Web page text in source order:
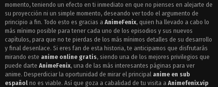
Episodio 1 - Gunslinger Girl Il Teatrino
momento, teniendo un efecto en ti inmediato en que no pienses en alejarte de
su proyección ni un simple momento, deseando ver todo el argumento de
principio a fin. Todo esto es gracias a AnimeFenix, quien ha llevado a cabo lo
más mínimo posible para tener cada uno de los episodios y sus nuevos
capítulos, para que no te pierdas de los más mínimos detalles de su desarrollo
y final desenlace. Si eres fan de esta historia, te anticipamos que disfrutarás
mirando este anime online gratis, siendo una de los mejores privilegios que
puede darte AnimeFenix, una de las más interesantes páginas para ver
anime. Desperdiciar la oportunidad de mirar el principal anime en sub
español no es viable. Así que goza a cabalidad de tu visita a Animefenix.vip